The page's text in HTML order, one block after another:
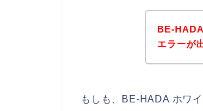
BE-
エラーが
もしも、BE-HADA ホワ